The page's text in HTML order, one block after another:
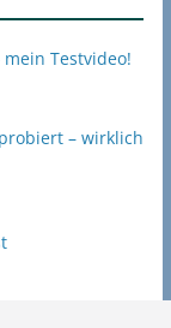
Testvideo!
– wirklich